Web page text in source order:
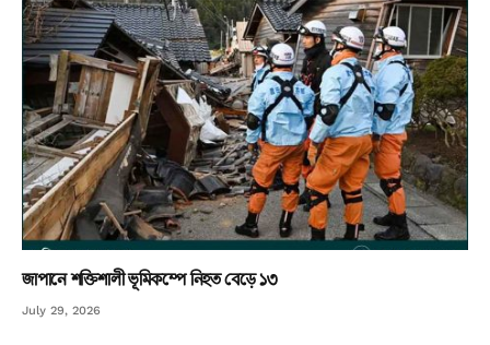
জাপানে শক্তিশালী ভূমিকম্পে নিহত বেড়ে ১৩
July 29, 2026